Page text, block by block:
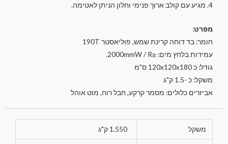
4. מגיע עם קולב ארוך פנימי וחלון הניתן לאטימה.
מפרט:
חומר: בד דוחה קרינת שמש, פוליאסטר 190T
עמידות בלחץ מים: ≤2000mmW / R.
גודל: כ 120x120x180 ס"מ
משקל: כ -1.5 ק"ג
אביזרים כלולים: מסמר קרקע, חבל רוח, מוט אוהל
משקל 1.550 ק"ג